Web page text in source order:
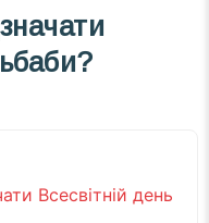
Всесвітній день